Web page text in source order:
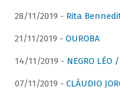
28/11/2019 - Rita
21/11/2019 - OUROBA
14/11/2019 - NEGRO
07/11/2019 - CLÁUDIO